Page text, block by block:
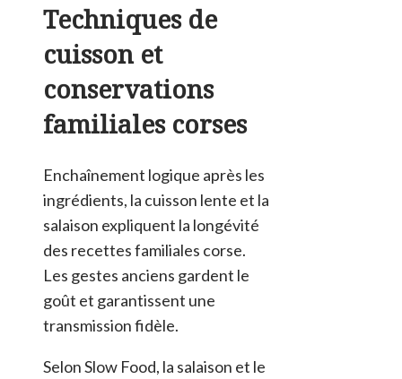
Techniques de
cuisson et
conservations
familiales corses
Enchaînement logique après les
ingrédients, la cuisson lente et la
salaison expliquent la longévité
des recettes familiales corse.
Les gestes anciens gardent le
goût et garantissent une
transmission fidèle.
Selon Slow Food, la salaison et le